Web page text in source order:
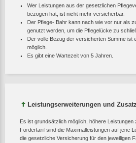
Wer Leistungen aus der gesetzlichen
bezogen hat, ist nicht mehr versicherbar.
Der Pflege- Bahr kann nach wie vor nur als
genutzt werden, um die Pflegelücke zu
Der volle Bezug der versicherten Summe ist
möglich.
Es gibt eine Wartezeit von 5 Jahren.
Leistungserweiterungen und
Es ist grundsätzlich möglich, höhere Leistungen
Fördertarif sind die Maximalleistungen auf jene
die gesetzliche Versicherung für den jeweiligen